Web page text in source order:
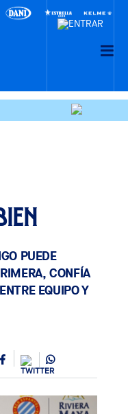
PUEDE
CONFÍA
EQUIPO Y